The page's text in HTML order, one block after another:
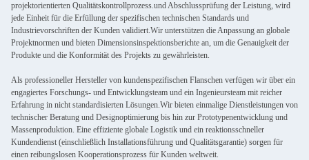
projektorientierten Qualitätskontrollprozess.und Abschlussprüfung der Leistung, wird
jede Einheit für die Erfüllung der spezifischen technischen Standards und
Industrievorschriften der Kunden validiert.Wir unterstützen die Anpassung an globale
Projektnormen und bieten Dimensionsinspektionsberichte an, um die Genauigkeit der
Produkte und die Konformität des Projekts zu gewährleisten.
Als professioneller Hersteller von kundenspezifischen Flanschen verfügen wir über ein
engagiertes Forschungs- und Entwicklungsteam und ein Ingenieursteam mit reicher
Erfahrung in nicht standardisierten Lösungen.Wir bieten einmalige Dienstleistungen von
technischer Beratung und Designoptimierung bis hin zur Prototypenentwicklung und
Massenproduktion. Eine effiziente globale Logistik und ein reaktionsschneller
Kundendienst (einschließlich Installationsführung und Qualitätsgarantie) sorgen für
einen reibungslosen Kooperationsprozess für Kunden weltweit.